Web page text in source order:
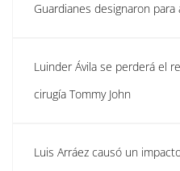
Guardianes designaron para
Luinder Ávila se perderá el
cirugía Tommy John
Luis Arráez causó un